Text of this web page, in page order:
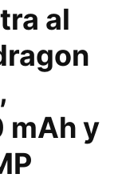
al
mAh y